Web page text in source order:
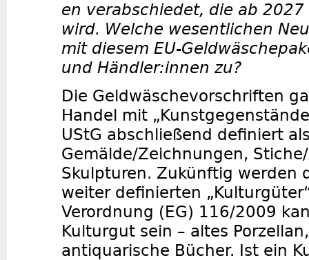
en verabschiedet, die ab
wird. Welche wesentlichen
mit diesem EU-
und Händler:innen zu?
Die Geldwäschevorschriften
Handel mit
UStG abschließend definiert
Gemälde/Zeichnungen,
Skulpturen. Zukünftig werden
weiter definierten
Verordnung (EG) 116/2009
Kulturgut sein – altes
antiquarische Bücher. Ist ein